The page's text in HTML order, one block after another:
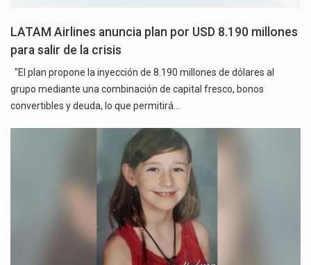
LATAM Airlines anuncia plan por USD 8.190 millones
para salir de la crisis
"El plan propone la inyección de 8.190 millones de dólares al
grupo mediante una combinación de capital fresco, bonos
convertibles y deuda, lo que permitirá…